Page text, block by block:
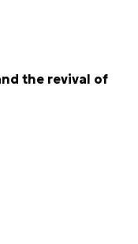
the revival of